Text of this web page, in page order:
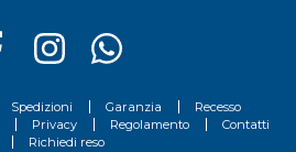
Spedizioni Garanzia
Recesso
Privacy Regolamento
Contatti
Richiedi reso